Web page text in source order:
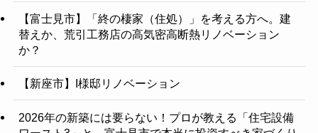
【富士見市】「終の棲家（住処）」を考える方へ。建
替えか、荒引工務店の高気密高断熱リノベーション
か？
【新座市】I様邸リノベーション
2026年の新築には要らない！プロが教える「住宅設備